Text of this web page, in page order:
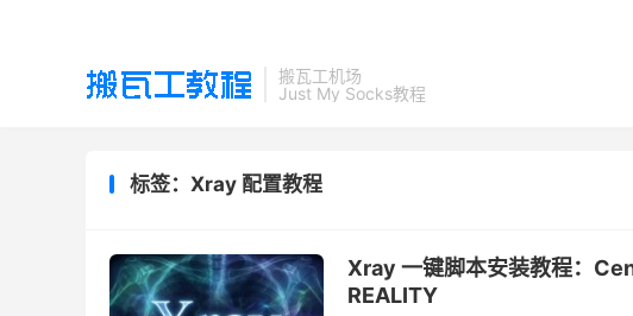
搬瓦工机场
Just My Socks教程
标签：Xray 配置教程
Xray 一键脚本安装教程：
REALITY